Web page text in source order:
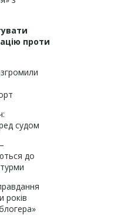
проти
судом
до
років